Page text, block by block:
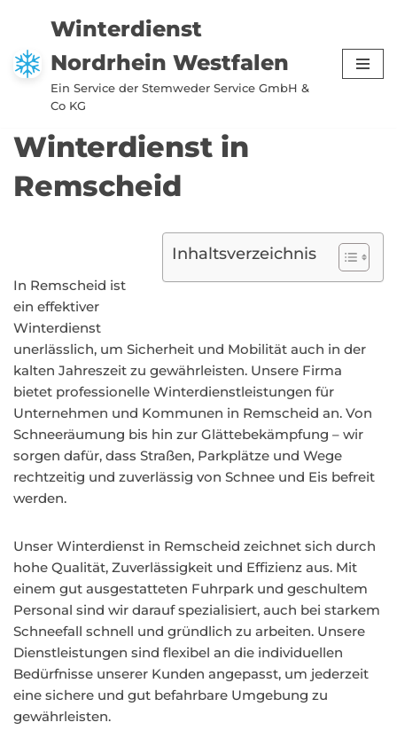
Zum
Inhalt
springen
Winterdienst
Nordrhein Westfalen
Ein Service der Stemweder Service GmbH &
Co KG
Winterdienst in
Remscheid
Inhaltsverzeichnis
In Remscheid ist
ein effektiver
Winterdienst
unerlässlich, um Sicherheit und Mobilität auch in der
kalten Jahreszeit zu gewährleisten. Unsere Firma
bietet professionelle Winterdienstleistungen für
Unternehmen und Kommunen in Remscheid an. Von
Schneeräumung bis hin zur Glättebekämpfung – wir
sorgen dafür, dass Straßen, Parkplätze und Wege
rechtzeitig und zuverlässig von Schnee und Eis befreit
werden.
Unser Winterdienst in Remscheid zeichnet sich durch
hohe Qualität, Zuverlässigkeit und Effizienz aus. Mit
einem gut ausgestatteten Fuhrpark und geschultem
Personal sind wir darauf spezialisiert, auch bei starkem
Schneefall schnell und gründlich zu arbeiten. Unsere
Dienstleistungen sind flexibel an die individuellen
Bedürfnisse unserer Kunden angepasst, um jederzeit
eine sichere und gut befahrbare Umgebung zu
gewährleisten.